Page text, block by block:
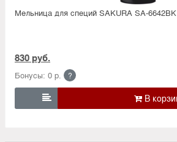
Мельница для специй SAKURA SA-6642BK
830 руб.
Бонусы: 0 р. ?
